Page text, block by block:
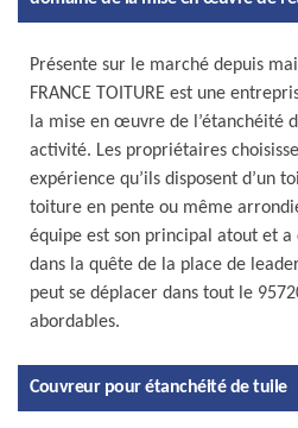
Présente sur le marché depuis
FRANCE TOITURE est une
la mise en œuvre de l’étanchéité
activité. Les propriétaires
expérience qu’ils disposent d’un
toiture en pente ou même
équipe est son principal atout et
dans la quête de la place de
peut se déplacer dans tout le
abordables.
Couvreur pour étanchéité de tuile